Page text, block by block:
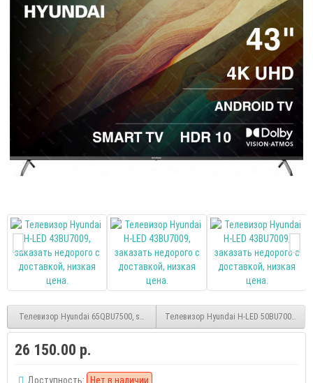
Телевизор Hyundai 65QBU7500, smart, QLED, UHD, безрамочный, (Android)
Телевизор Hyundai H-LED 50BU7009,
26 150.00 р.
Доступность: Нет в наличии